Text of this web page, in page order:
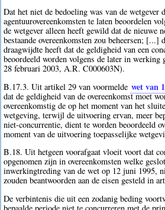
Dat het niet de bedoeling was van de wetgever
agentuurovereenkomsten te laten beoordelen
de wetgever alleen heeft gewild dat de nieuwe
bestaande overeenkomsten zou beheersen; [...]
draagwijdte heeft dat de geldigheid van een
beoordeeld worden volgens de later in
28 februari 2003, A.R. C000603N).
B.17.3. Uit artikel 29 van voormelde wet van
dat de geldigheid van de overeenkomst moet
overeenkomstig de op het moment van het
wetgeving, terwijl de uitvoering ervan, meer
niet-concurrentie, dient te worden beoordeeld
moment van de uitvoering toepasselijke
B.18. Uit hetgeen voorafgaat vloeit voort dat
opgenomen zijn in overeenkomsten welke
inwerkingtreding van de wet op 12 juni 1995,
zouden beantwoorden aan de eisen gesteld in
De verbintenis die uit een zodanig beding
bepaalde periode niet te concurreren met de